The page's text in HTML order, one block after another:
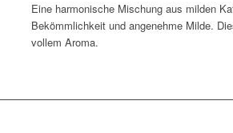
Eine harmonische Mischung aus milden
Bekömmlichkeit und angenehme Milde.
vollem Aroma.